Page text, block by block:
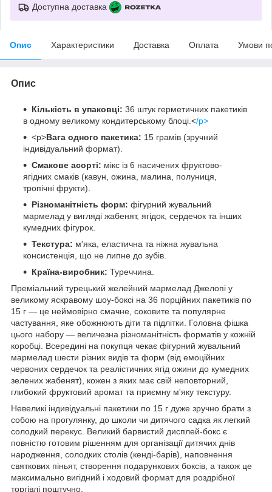
Доступна доставка
Опис Характеристики Доставка Оплата Умови
Опис
Кількість в упаковці: 36 штук герметичних пакетиків
в одному великому кондитерському блоці.</p>
<p>Вага одного пакетика: 15 грамів (зручний
індивідуальний формат).
Смакове асорті: мікс із 6 насичених фруктово-
ягідних смаків (кавун, ожина, малина, полуниця,
тропічні фрукти).
Різноманітність форм: фігурний жувальний
мармелад у вигляді жабенят, ягідок, сердечок та інших
кумедних фігурок.
Текстура: м'яка, еластична та ніжна жувальна
консистенція, що не липне до зубів.
Країна-виробник: Туреччина.
Преміальний турецький желейний мармелад Джелопі у
великому яскравому шоу-боксі на 36 порційних пакетиків по
15 г — це неймовірно смачне, соковите та популярне
частування, яке обожнюють діти та підлітки. Головна фішка
цього набору — величезна різноманітність форматів у кожній
коробці. Всередині на покупця чекає фігурний жувальний
мармелад шести різних видів та форм (від емоційних
червоних сердечок та реалістичних ягід ожини до кумедних
зелених жабенят), кожен з яких має свій неповторний,
глибокий фруктовий аромат та приємну м'яку текстуру.
Невеликі індивідуальні пакетики по 15 г дуже зручно брати з
собою на прогулянку, до школи чи дитячого садка як легкий
солодкий перекус. Великий барвистий дисплей-бокс є
повністю готовим рішенням для організації дитячих днів
народження, солодких столів (кенді-барів), наповнення
святкових піньят, створення подарункових боксів, а також це
максимально вигідний і ходовий формат для роздрібної
торгівлі поштучно.